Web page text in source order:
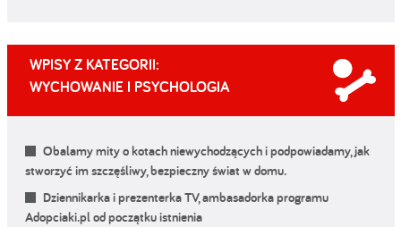
WPISY Z KATEGORII:
WYCHOWANIE I PSYCHOLOGIA
Obalamy mity o kotach niewychodzących i podpowiadamy, jak
stworzyć im szczęśliwy, bezpieczny świat w domu.
Dziennikarka i prezenterka TV, ambasadorka programu
Adopciaki.pl od początku istnienia